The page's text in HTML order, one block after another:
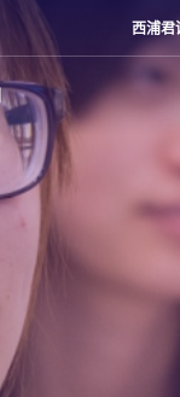
西浦君